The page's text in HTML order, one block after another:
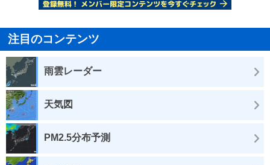
注目のコンテンツ
雨雲レーダー
天気図
PM2.5分布予測